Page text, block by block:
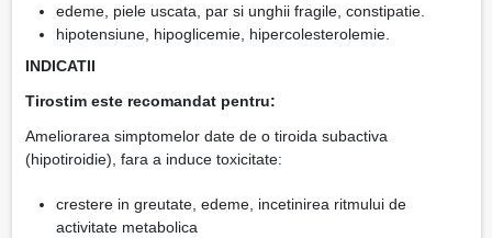
edeme, piele uscata, par si unghii fragile, constipatie.
hipotensiune, hipoglicemie, hipercolesterolemie.
INDICATII
Tirostim este recomandat pentru:
Ameliorarea simptomelor date de o tiroida subactiva
(hipotiroidie), fara a induce toxicitate:
crestere in greutate, edeme, incetinirea ritmului de
activitate metabolica